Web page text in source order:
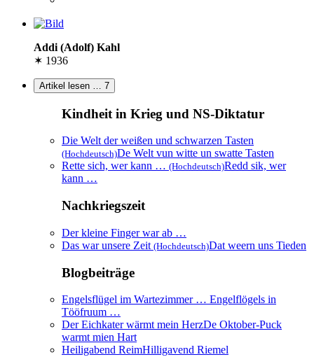
Addi (Adolf) Kahl
✶ 1936
Artikel lesen … 7
Kindheit in Krieg und NS-Diktatur
Die Welt der weißen und schwarzen Tasten
(Hochdeutsch)De Welt vun witte un swatte Tasten
Rette sich, wer kann … (Hochdeutsch)Redd sik, wer
kann …
Nachkriegszeit
Der kleine Finger war ab …
Das war unsere Zeit (Hochdeutsch)Dat weern uns Tieden
Blogbeiträge
Engelsflügel im Wartezimmer … Engelflögels in
Tööfruum …
Der Eichkater wärmt mein HerzDe Oktober-Puck
warmt mien Hart
Heiligabend ReimHilligavend Riemel